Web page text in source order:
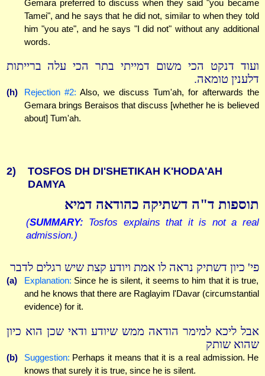
Gemara preferred to discuss when they said "you became
Tamei", and he says that he did not, similar to when they told
him "you ate", and he says "I did not" without any additional
words.
ועוד דנקט הכי משום דמייתי בתר הכי עלה ברייתות
דלענין טומאה.
(h) Rejection #2: Also, we discuss Tum'ah, for afterwards the
Gemara brings Beraisos that discuss [whether he is believed
about] Tum'ah.
2)
TOSFOS DH DI'SHETIKAH K'HODA'AH
DAMYA
תוספות ד"ה דשתיקה כהודאה דמיא
(SUMMARY: Tosfos explains that it is not a real
admission.)
פי' כיון דשתיק נראה לו אמת ויודע קצת שיש רגלים לדבר
(a) Explanation: Since he is silent, it seems to him that it is true,
and he knows that there are Raglayim l'Davar (circumstantial
evidence) for it.
אבל ליכא למימר הודאה ממש שיודע ודאי שכן הוא כיון
שהוא שותק
(b) Suggestion: Perhaps it means that it is a real admission. He
knows that surely it is true, since he is silent.